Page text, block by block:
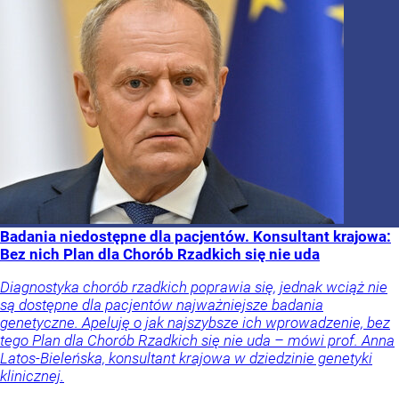
Badania niedostępne dla pacjentów. Konsultant krajowa:
Bez nich Plan dla Chorób Rzadkich się nie uda
Diagnostyka chorób rzadkich poprawia się, jednak wciąż nie
są dostępne dla pacjentów najważniejsze badania
genetyczne. Apeluję o jak najszybsze ich wprowadzenie, bez
tego Plan dla Chorób Rzadkich się nie uda – mówi prof. Anna
Latos-Bieleńska, konsultant krajowa w dziedzinie genetyki
klinicznej.